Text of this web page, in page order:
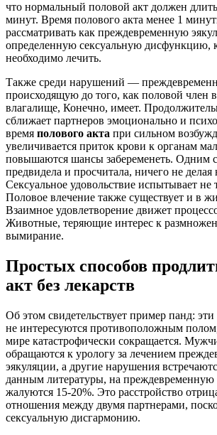
что нормальный половой акт должен
минут. Время полового акта менее 1
рассматривать как преждевременную
определенную сексуальную дисфункцию,
необходимо лечить.
Также среди нарушений —
происходящую до того, как половой член
влагалище, Конечно, имеет.
сближает партнеров эмоционально и
время полового акта при сильном
увеличивается приток крови к органам
повышаются шансы забеременеть. Одним
предвидела и просчитала, ничего не делая
Сексуальное удовольствие испытывает не
Половое влечение также существует и в
Взаимное удовлетворение движет
Животные, теряющие интерес к
вымирание.
Простых способов
акт без лекарств
Об этом свидетельствует пример панд:
не интересуются противоположным
мире катастрофически сокращается.
обращаются к урологу за лечением
эякуляции, а другие нарушения
данным литературы, на преждевременную
жалуются 15-20%. Это расстройство
отношения между двумя партнерами,
сексуальную дисгармонию.